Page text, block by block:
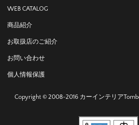
WEB CATALOG
商品紹介
お取扱店のご紹介
お問い合わせ
個人情報保護
Copyright © 2008-2016 カーインテリア